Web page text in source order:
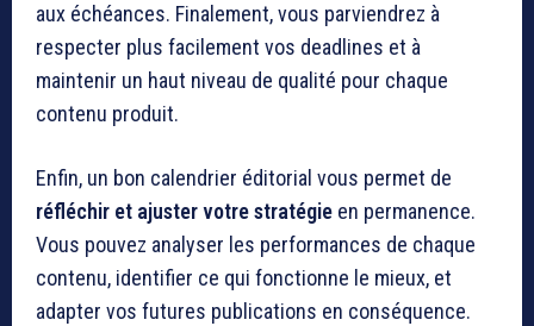
aux échéances. Finalement, vous parviendrez à
respecter plus facilement vos deadlines et à
maintenir un haut niveau de qualité pour chaque
contenu produit.
Enfin, un bon calendrier éditorial vous permet de
réfléchir et ajuster votre stratégie en permanence.
Vous pouvez analyser les performances de chaque
contenu, identifier ce qui fonctionne le mieux, et
adapter vos futures publications en conséquence.